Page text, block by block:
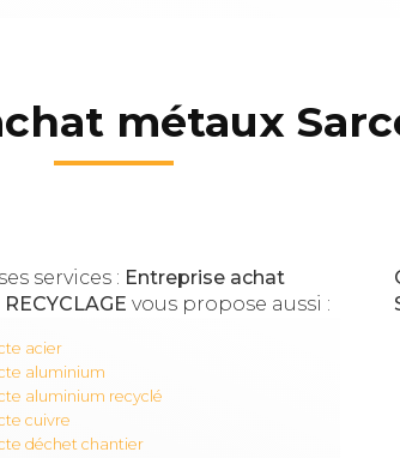
métaux
services : Entreprise achat
vous propose aussi :
acier
aluminium
aluminium recyclé
cuivre
déchet chantier